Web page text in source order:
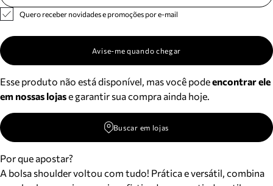
Quero receber novidades e promoções por e-mail
Avise-me quando chegar
Esse produto não está disponível, mas você podeencontrar ele
em nossas lojase garantir sua compra ainda hoje.
Buscar em lojas
Por que apostar?
A bolsa shoulder voltou com tudo! Prática e versátil, combina